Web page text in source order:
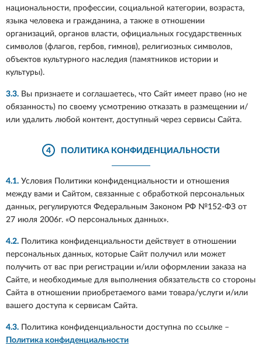
национальности, профессии, социальной категории, возраста,
языка человека и гражданина, а также в отношении
организаций, органов власти, официальных государственных
символов (флагов, гербов, гимнов), религиозных символов,
объектов культурного наследия (памятников истории и
культуры).
3.3. Вы признаете и соглашаетесь, что Сайт имеет право (но не
обязанность) по своему усмотрению отказать в размещении и/
или удалить любой контент, доступный через сервисы Сайта.
4 ПОЛИТИКА КОНФИДЕНЦИАЛЬНОСТИ
4.1. Условия Политики конфиденциальности и отношения
между вами и Сайтом, связанные с обработкой персональных
данных, регулируются Федеральным Законом РФ №152-ФЗ от
27 июля 2006г. «О персональных данных».
4.2. Политика конфиденциальности действует в отношении
персональных данных, которые Сайт получил или может
получить от вас при регистрации и/или оформлении заказа на
Сайте, и необходимые для выполнения обязательств со стороны
Сайта в отношении приобретаемого вами товара/услуги и/или
вашего доступа к сервисам Сайта.
4.3. Политика конфиденциальности доступна по ссылке –
Политика конфиденциальности